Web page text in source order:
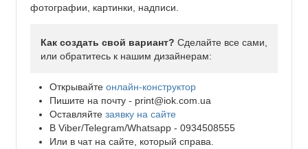
фотографии, картинки, надписи.
Как создать свой вариант? Сделайте все сами,
или обратитесь к нашим дизайнерам:
Открывайте онлайн-конструктор
Пишите на почту - print@iok.com.ua
Оставляйте заявку на сайте
В Viber/Telegram/Whatsapp - 0934508555
Или в чат на сайте, который справа.